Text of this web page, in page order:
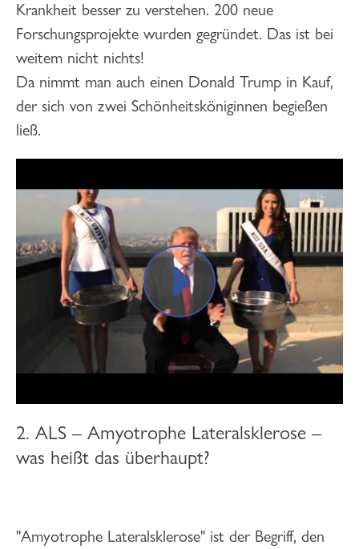
Krankheit besser zu verstehen. 200 neue
Forschungsprojekte wurden gegründet. Das ist bei
weitem nicht nichts!
Da nimmt man auch einen Donald Trump in Kauf,
der sich von zwei Schönheitsköniginnen begießen
ließ.
2. ALS – Amyotrophe Lateralsklerose –
was heißt das überhaupt?
"Amyotrophe Lateralsklerose" ist der Begriff, den